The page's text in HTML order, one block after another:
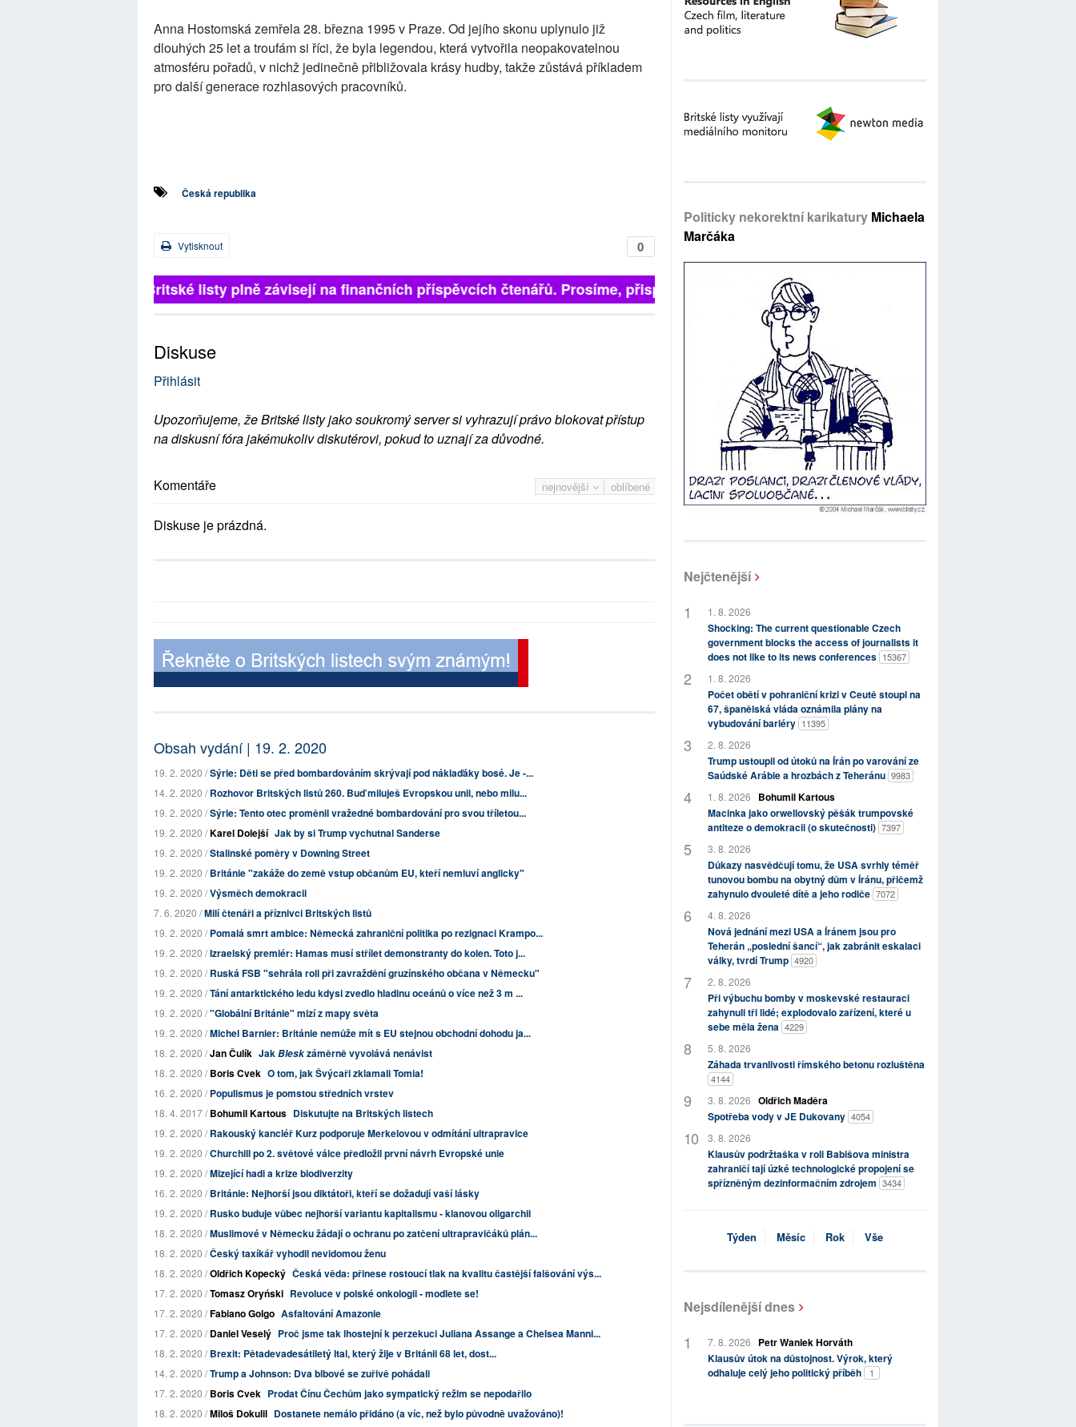
Anna Hostomská zemřela 28. března 1995 v Praze. Od jejího skonu uplynulo již
dlouhých 25 let a troufám si říci, že byla legendou, která vytvořila neopakovatelnou
atmosféru pořadů, v nichž jedinečně přibližovala krásy hudby, takže zůstává příkladem
pro další generace rozhlasových pracovníků.
Česká republika
0
Vytisknout
Britské listy plně závisejí na finančních příspěvcích čtenářů. Prosíme, přispějte. ➥
Diskuse
Přihlásit
Upozorňujeme, že Britské listy jako soukromý server si vyhrazují právo blokovat přístup
na diskusní fóra jakémukoliv diskutérovi, pokud to uznají za důvodné.
nejnovější oblíbené
Komentáře
Diskuse je prázdná.
Obsah vydání | 19. 2. 2020
19. 2. 2020 /Sýrie: Děti se před bombardováním skrývají pod náklaďáky bosé. Je -...
14. 2. 2020 /Rozhovor Britských listů 260. Buď miluješ Evropskou unii, nebo milu...
19. 2. 2020 /Sýrie: Tento otec proměnil vražedné bombardování pro svou tříletou...
19. 2. 2020 /Karel Dolejší Jak by si Trump vychutnal Sanderse
19. 2. 2020 /Stalinské poměry v Downing Street
19. 2. 2020 /Británie "zakáže do země vstup občanům EU, kteří nemluví anglicky"
19. 2. 2020 /Výsměch demokracii
7. 6. 2020 /Milí čtenáři a příznivci Britských listů
19. 2. 2020 /Pomalá smrt ambice: Německá zahraniční politika po rezignaci Krampo...
19. 2. 2020 /Izraelský premiér: Hamas musí střílet demonstranty do kolen. Toto j...
19. 2. 2020 /Ruská FSB "sehrála roli při zavraždění gruzínského občana v Německu"
19. 2. 2020 /Tání antarktického ledu kdysi zvedlo hladinu oceánů o více než 3 m ...
19. 2. 2020 /"Globální Británie" mizí z mapy světa
19. 2. 2020 /Michel Barnier: Británie nemůže mít s EU stejnou obchodní dohodu ja...
18. 2. 2020 /Jan Čulík JakBleskzáměrně vyvolává nenávist
18. 2. 2020 /Boris Cvek O tom, jak Švýcaři zklamali Tomia!
16. 2. 2020 /Populismus je pomstou středních vrstev
18. 4. 2017 /Bohumil Kartous Diskutujte na Britských listech
19. 2. 2020 /Rakouský kancléř Kurz podporuje Merkelovou v odmítání ultrapravice
19. 2. 2020 /Churchill po 2. světové válce předložil první návrh Evropské unie
19. 2. 2020 /Mizející hadi a krize biodiverzity
16. 2. 2020 /Británie: Nejhorší jsou diktátoři, kteří se dožadují vaší lásky
19. 2. 2020 /Rusko buduje vůbec nejhorší variantu kapitalismu - klanovou oligarchii
18. 2. 2020 /Muslimové v Německu žádají o ochranu po zatčení ultrapravičáků plán...
18. 2. 2020 /Český taxíkář vyhodil nevidomou ženu
18. 2. 2020 /Oldřich Kopecký Česká věda: přinese rostoucí tlak na kvalitu častější falšování výs...
17. 2. 2020 /Tomasz Oryński Revoluce v polské onkologii - modlete se!
17. 2. 2020 /Fabiano Golgo Asfaltování Amazonie
17. 2. 2020 /Daniel Veselý Proč jsme tak lhostejní k perzekuci Juliana Assange a Chelsea Manni...
18. 2. 2020 /Brexit: Pětadevadesátiletý Ital, který žije v Británii 68 let, dost...
14. 2. 2020 /Trump a Johnson: Dva blbové se zuřivě pohádali
17. 2. 2020 /Boris Cvek Prodat Čínu Čechům jako sympatický režim se nepodařilo
18. 2. 2020 /Miloš Dokulil Dostanete nemálo přidáno (a víc, než bylo původně uvažováno)!
Politicky nekorektní karikatury Michaela
Marčáka
Nejčtenější
1. 8. 2026
Shocking: The current questionable Czech
government blocks the access of journalists it
does not like to its news conferences 15367
1. 8. 2026
Počet obětí v pohraniční krizi v Ceutě stoupl na
67, španělská vláda oznámila plány na
vybudování bariéry 11395
2. 8. 2026
Trump ustoupil od útoků na Írán po varování ze
Saúdské Arábie a hrozbách z Teheránu 9983
1. 8. 2026
Bohumil Kartous
Macinka jako orwellovský pěšák trumpovské
antiteze o demokracii (o skutečnosti) 7397
3. 8. 2026
Důkazy nasvědčují tomu, že USA svrhly téměř
tunovou bombu na obytný dům v Íránu, přičemž
zahynulo dvouleté dítě a jeho rodiče 7072
4. 8. 2026
Nová jednání mezi USA a Íránem jsou pro
Teherán „poslední šancí“, jak zabránit eskalaci
války, tvrdí Trump 4920
2. 8. 2026
Při výbuchu bomby v moskevské restauraci
zahynuli tři lidé; explodovalo zařízení, které u
sebe měla žena 4229
5. 8. 2026
Záhada trvanlivosti římského betonu rozluštěna
4144
3. 8. 2026 Oldřich Maděra
Spotřeba vody v JE Dukovany 4054
3. 8. 2026
Klausův podržtaška v roli Babišova ministra
zahraničí tají úzké technologické propojení se
spřízněným dezinformačním zdrojem 3434
Týden Měsíc Rok Vše
Nejsdílenější dnes
7. 8. 2026
Petr Waniek Horváth
Klausův útok na důstojnost. Výrok, který
odhaluje celý jeho politický příběh
1